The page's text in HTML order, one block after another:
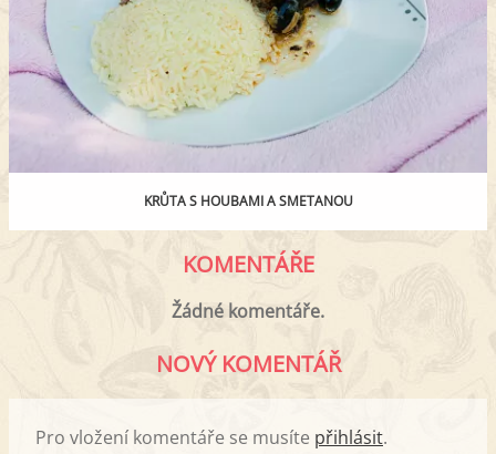
KRŮTA S HOUBAMI A SMETANOU
KOMENTÁŘE
Žádné komentáře.
NOVÝ KOMENTÁŘ
Pro vložení komentáře se musíte přihlásit.